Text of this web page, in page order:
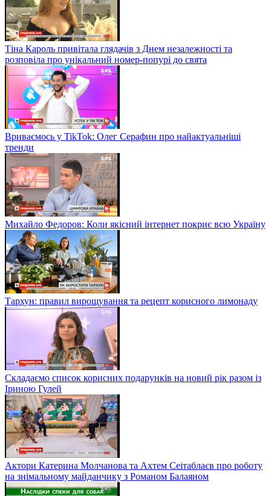
Тіна Кароль привітала глядачів з Днем незалежності та
розповіла про унікальний номер-попурі до свята
Вриваємось у TikTok: Олег Серафин про найактуальніші
тренди
Михайло Федоров: Коли якісний інтернет покриє всю Україну
Тархун: правил вирощування та рецепт корисного лимонаду
Складаємо список корисних подарунків на новий рік разом із
Іриною Гулей
Актори Катерина Молчанова та Ахтем Сеітаблаєв про роботу
на знімальному майданчику з Романом Балаяном